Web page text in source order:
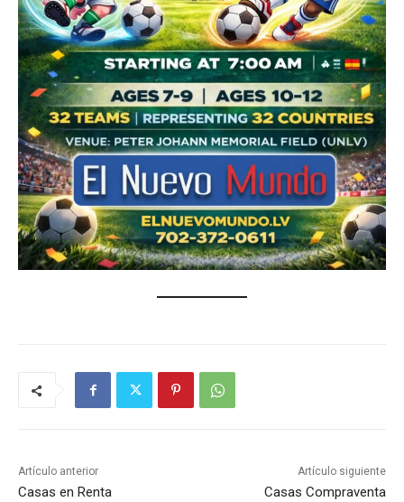
Artículo anterior
Casas en Renta
Artículo siguiente
Casas Compraventa